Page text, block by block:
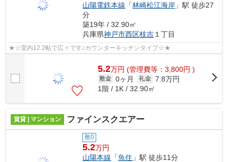
山陽電鉄本線 「林崎松江海岸 」駅 徒歩27
分
築19年 / 32.90㎡
兵庫県神戸市西区枝吉 １丁目
★☆室内12.2帖で広々です♪カウンターキッチンタイプ☆★
5.2万円 (管理費等：3,800円 )
敷金 0ヶ月 礼金 7.8万円
1階 / 1K / 32.90㎡
賃貸 | マンション ファインスクエアー
敷0
5.2万円
山陽本線 「魚住 」駅 徒歩11分